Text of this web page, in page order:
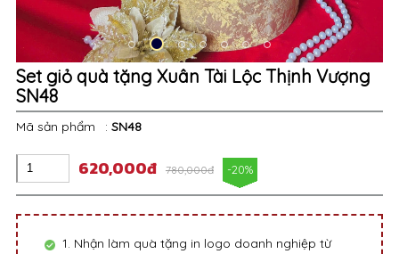
Set giỏ quà tặng Xuân Tài Lộc Thịnh Vượng
SN48
Mã sản phẩm : SN48
620,000đ 780,000đ -20%
1. Nhận làm quà tặng in logo doanh nghiệp từ